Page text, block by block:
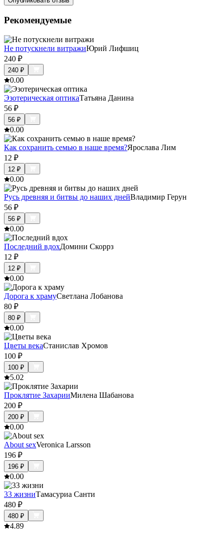
Рекомендуемые
Не потускнели витражиЮрий Лифшиц
240 ₽
240 ₽
0.00
Эзотерическая оптикаТатьяна Данина
56 ₽
56 ₽
0.00
Как сохранить семью в наше время?Ярослава Лим
12 ₽
12 ₽
0.00
Русь древняя и битвы до наших днейВладимир Герун
56 ₽
56 ₽
0.00
Последний вдохДомини Скоррз
12 ₽
12 ₽
0.00
Дорога к храмуСветлана Лобанова
80 ₽
80 ₽
0.00
Цветы векаСтанислав Хромов
100 ₽
100 ₽
5.02
Проклятие ЗахарииМилена Шабанова
200 ₽
200 ₽
0.00
About sexVeronica Larsson
196 ₽
196 ₽
0.00
33 жизниТамасуриа Санти
480 ₽
480 ₽
4.89